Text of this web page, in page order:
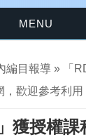
MENU
編目報導 » 「
歡迎參考利用
獲授權